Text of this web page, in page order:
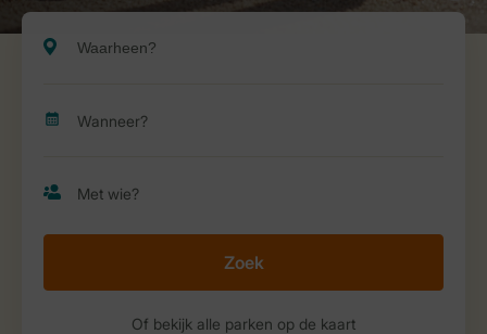
Zoek
Of bekijk alle parken op de kaart